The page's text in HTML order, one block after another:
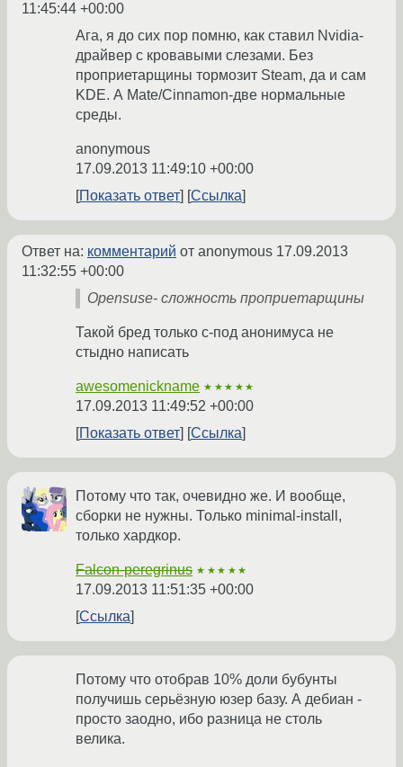
11:45:44 +00:00
Ага, я до сих пор помню, как ставил Nvidia-
драйвер с кровавыми слезами. Без
проприетарщины тормозит Steam, да и сам
KDE. А Mate/Cinnamon-две нормальные
среды.
anonymous
17.09.2013 11:49:10 +00:00
Показать ответ
Ссылка
Ответ на: комментарий от anonymous 17.09.2013
11:32:55 +00:00
Opensuse- сложность проприетарщины
Такой бред только с-под анонимуса не
стыдно написать
awesomenickname ★★★★★
17.09.2013 11:49:52 +00:00
Показать ответ
Ссылка
Потому что так, очевидно же. И вообще,
сборки не нужны. Только minimal-install,
только хардкор.
Falcon-peregrinus ★★★★★
17.09.2013 11:51:35 +00:00
Ссылка
Потому что отобрав 10% доли бубунты
получишь серьёзную юзер базу. А дебиан -
просто заодно, ибо разница не столь
велика.